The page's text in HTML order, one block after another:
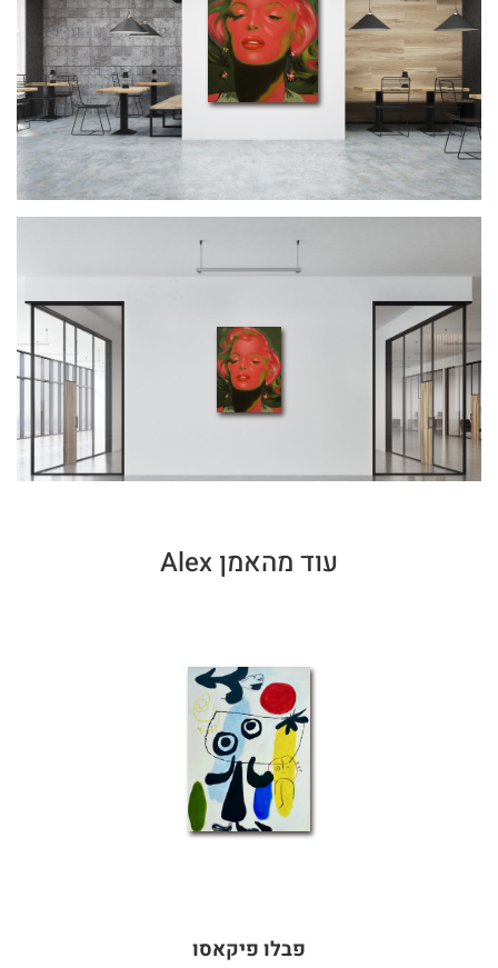
עוד מהאמן Alex
פבלו פיקאסו